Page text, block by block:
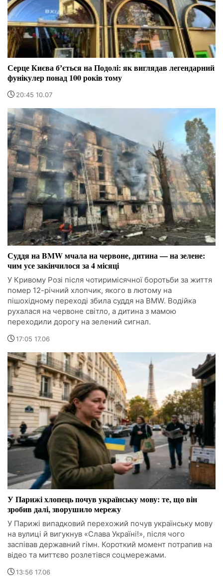
Серце Києва бʼється на Подолі: як виглядав легендарний
фунікулер понад 100 років тому
20:45 10.07
Суддя на BMW мчала на червоне, дитина — на зелене:
чим усе закінчилося за 4 місяці
У Кривому Розі після чотиримісячної боротьби за життя
помер 12-річний хлопчик, якого в лютому на
пішохідному переході збила суддя на BMW. Водійка
рухалася на червоне світло, а дитина з мамою
переходили дорогу на зелений сигнал.
17:05 17.06
У Парижі хлопець почув українську мову: те, що він
зробив далі, зворушило мережу
У Парижі випадковий перехожий почув українську мову
на вулиці й вигукнув «Слава Україні!», після чого
заспівав державний гімн. Короткий момент потрапив на
відео та миттєво розлетівся соцмережами.
13:56 17.06